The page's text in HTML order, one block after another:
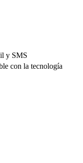
y SMS
con la tecnología